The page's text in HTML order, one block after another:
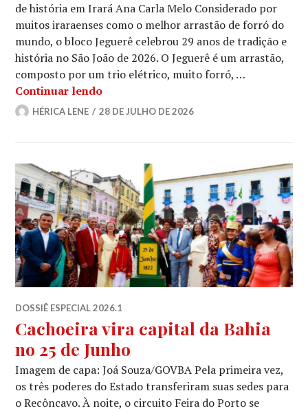
de história em Irará Ana Carla Melo Considerado por
muitos iraraenses como o melhor arrastão de forró do
mundo, o bloco Jeguerê celebrou 29 anos de tradição e
história no São João de 2026. O Jeguerê é um arrastão,
composto por um trio elétrico, muito forró, …
Continuar lendoConheça o bloco Jeguerê
HÉRICA LENE 28 DE JULHO DE 2026
DOSSIÊ ESPECIAL 2026.1
Cachoeira vira capital da Bahia
no 25 de Junho
Imagem de capa: Joá Souza/GOVBA Pela primeira vez,
os três poderes do Estado transferiram suas sedes para
o Recôncavo. À noite, o circuito Feira do Porto se